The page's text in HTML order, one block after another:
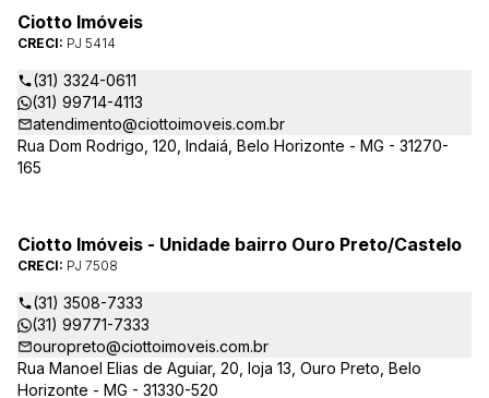
conservação de condomínios, disponibilizando sempre as
melhores opções da região da Pampulha. Oferecemos ainda
completa assessória, consulte-nos sobre os nossos
lançamentos, imóveis em construção e condomínios fechados,
administrados exclusivamente pela Ciotto Imóveis. Fazemos a
aprovação do seu credito junto a Caixa Econômica Federal e
demais agentes financeiros.
Ciotto Imóveis
CRECI: PJ 5414
(31) 3324-0611
(31) 99714-4113
atendimento@ciottoimoveis.com.br
Rua Dom Rodrigo, 120, Indaiá, Belo Horizonte - MG - 31270-
165
Ciotto Imóveis - Unidade bairro Ouro Preto/Castelo
CRECI: PJ 7508
(31) 3508-7333
(31) 99771-7333
ouropreto@ciottoimoveis.com.br
Rua Manoel Elias de Aguiar, 20, loja 13, Ouro Preto, Belo
Horizonte - MG - 31330-520